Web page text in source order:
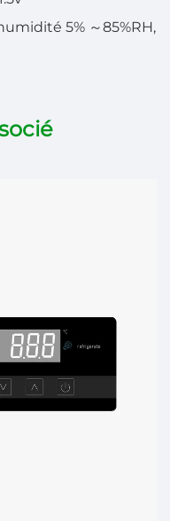
5% ～85%RH,